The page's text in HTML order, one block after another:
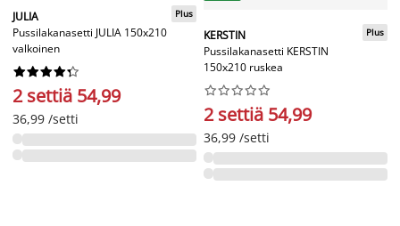
JULIA
Pussilakanasetti JULIA 150x210
valkoinen
Plus






2 settiä 54,99
36,99 /setti
KERSTIN
Pussilakanasetti KERSTIN
150x210 ruskea
Plus






2 settiä 54,99
36,99 /setti